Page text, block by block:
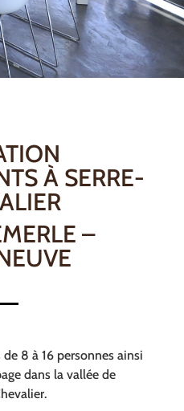
À SERRE-
–
8 à 16 personnes ainsi
dans la vallée de